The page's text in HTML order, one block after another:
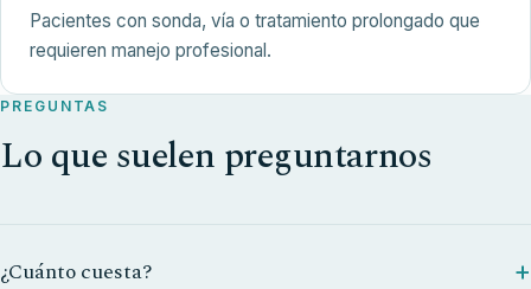
Pacientes con sonda, vía o tratamiento prolongado que
requieren manejo profesional.
PREGUNTAS
Lo que suelen preguntarnos
¿Cuánto cuesta?